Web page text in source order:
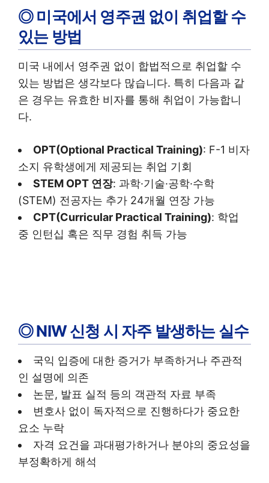
◎ 미국에서 영주권 없이 취업할 수
있는 방법
미국 내에서 영주권 없이 합법적으로 취업할 수
있는 방법은 생각보다 많습니다. 특히 다음과 같
은 경우는 유효한 비자를 통해 취업이 가능합니
다.
OPT(Optional Practical Training): F-1 비자
소지 유학생에게 제공되는 취업 기회
STEM OPT 연장: 과학·기술·공학·수학
(STEM) 전공자는 추가 24개월 연장 가능
CPT(Curricular Practical Training): 학업
중 인턴십 혹은 직무 경험 취득 가능
◎ NIW 신청 시 자주 발생하는 실수
국익 입증에 대한 증거가 부족하거나 주관적
인 설명에 의존
논문, 발표 실적 등의 객관적 자료 부족
변호사 없이 독자적으로 진행하다가 중요한
요소 누락
자격 요건을 과대평가하거나 분야의 중요성을
부정확하게 해석